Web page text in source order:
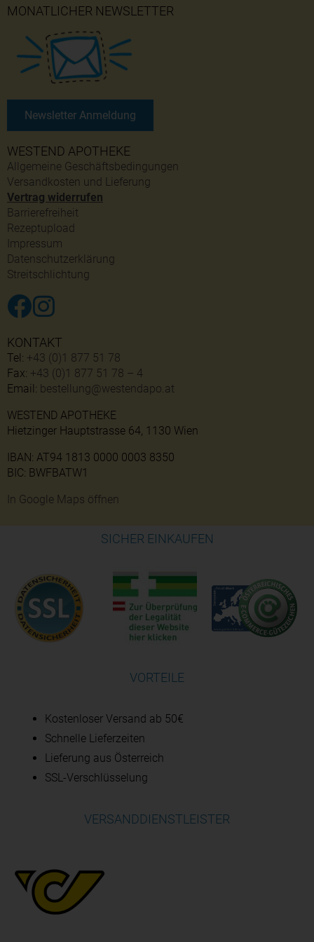
WESTEND APOTHEKE
Allgemeine Geschäftsbedingungen
Versandkosten und Lieferung
Vertrag widerrufen
Barrierefreiheit
Rezeptupload
Impressum
Datenschutzerklärung
Streitschlichtung
MONATLICHER NEWSLETTER
Newsletter Anmeldung
KONTAKT
Tel: +43 (0)1 877 51 78
Fax: +43 (0)1 877 51 78 – 4
Email: bestellung@westendapo.at
WESTEND APOTHEKE
Hietzinger Hauptstrasse 64, 1130 Wien
IBAN: AT94 1813 0000 0003 8350
BIC: BWFBATW1
In Google Maps öffnen
SICHER EINKAUFEN
VORTEILE
Kostenloser Versand ab 50€
Schnelle Lieferzeiten
Lieferung aus Österreich
SSL-Verschlüsselung
VERSANDDIENSTLEISTER